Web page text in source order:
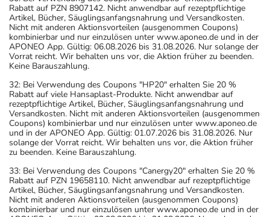
Rabatt auf PZN 8907142. Nicht anwendbar auf rezeptpflichtige
Artikel, Bücher, Säuglingsanfangsnahrung und Versandkosten.
Nicht mit anderen Aktionsvorteilen (ausgenommen Coupons)
kombinierbar und nur einzulösen unter www.aponeo.de und in der
APONEO App. Gültig: 06.08.2026 bis 31.08.2026. Nur solange der
Vorrat reicht. Wir behalten uns vor, die Aktion früher zu beenden.
Keine Barauszahlung.
32: Bei Verwendung des Coupons "HP20" erhalten Sie 20 %
Rabatt auf viele Hansaplast-Produkte. Nicht anwendbar auf
rezeptpflichtige Artikel, Bücher, Säuglingsanfangsnahrung und
Versandkosten. Nicht mit anderen Aktionsvorteilen (ausgenommen
Coupons) kombinierbar und nur einzulösen unter www.aponeo.de
und in der APONEO App. Gültig: 01.07.2026 bis 31.08.2026. Nur
solange der Vorrat reicht. Wir behalten uns vor, die Aktion früher
zu beenden. Keine Barauszahlung.
33: Bei Verwendung des Coupons "Canergy20" erhalten Sie 20 %
Rabatt auf PZN 19658110. Nicht anwendbar auf rezeptpflichtige
Artikel, Bücher, Säuglingsanfangsnahrung und Versandkosten.
Nicht mit anderen Aktionsvorteilen (ausgenommen Coupons)
kombinierbar und nur einzulösen unter www.aponeo.de und in der